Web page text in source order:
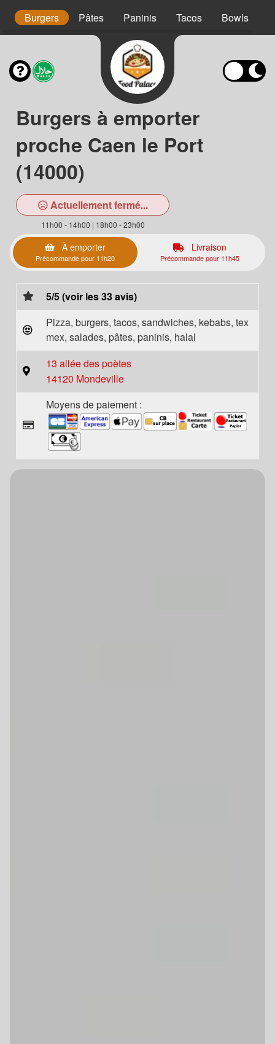
Burgers Pâtes Paninis Tacos Bowls
Burgers à emporter
proche Caen le Port
(14000)
Actuellement fermé...
11h00 - 14h00 | 18h00 - 23h00
À emporter
Précommande pour 11h20
Livraison
Précommande pour 11h45
5/5 (voir les 33 avis)
Pizza, burgers, tacos, sandwiches, kebabs, tex
mex, salades, pâtes, paninis, halal
13 allée des poètes
14120 Mondeville
Moyens de paiement :